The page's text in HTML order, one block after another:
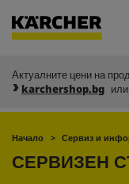
Актуалните цени на
karchershop.bg
Начало Сервиз и
СЕРВИЗЕН